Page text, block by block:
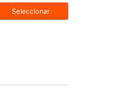
Seleccionar